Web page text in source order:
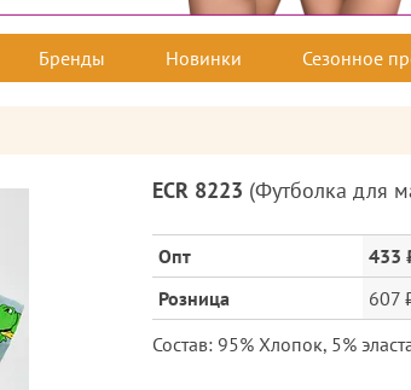
Бренды Новинки Сезонное
Описание
и
цена
ECR 8223 (Футболка для
Опт
433
Розница
607
Состав: 95% Хлопок, 5%